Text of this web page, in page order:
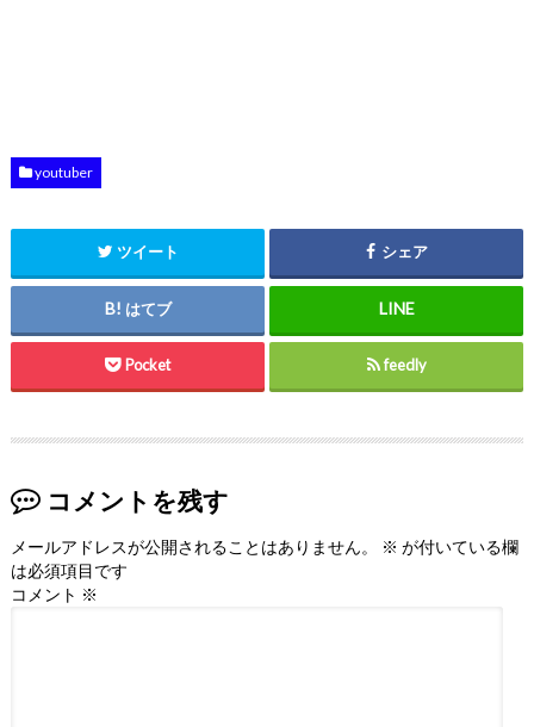
youtuber
ツイート シェア
はてブ
Pocket feedly
コメントを残す
メールアドレスが公開されることはありません。 ※ が付いている欄
は必須項目です
コメント ※